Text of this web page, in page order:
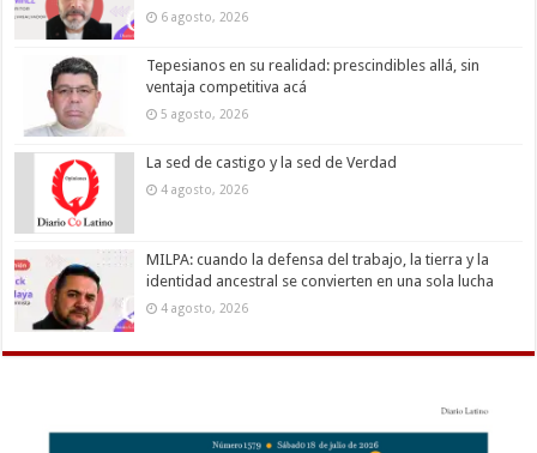
6 agosto, 2026
Tepesianos en su realidad: prescindibles allá, sin
ventaja competitiva acá
5 agosto, 2026
La sed de castigo y la sed de Verdad
4 agosto, 2026
MILPA: cuando la defensa del trabajo, la tierra y la
identidad ancestral se convierten en una sola lucha
4 agosto, 2026